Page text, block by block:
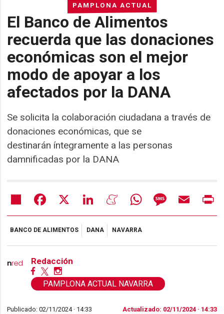
PAMPLONA ACTUAL
El Banco de Alimentos
recuerda que las donaciones
económicas son el mejor
modo de apoyar a los
afectados por la DANA
Se solicita la colaboración ciudadana a través de
donaciones económicas, que se
destinarán íntegramente a las personas
damnificadas por la DANA
Share Facebook LinkedIn MeneameWhatsAppMessageEmail
BANCO DE ALIMENTOS DANA NAVARRA
Redacción
PAMPLONA ACTUAL NAVARRA
Publicado: 02/11/2024 · 14:33 Actualizado: 02/11/2024 · 14:33